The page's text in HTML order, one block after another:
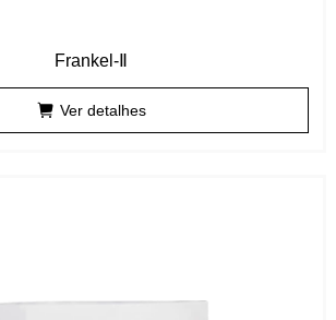
Frankel-Ⅱ
Ver detalhes